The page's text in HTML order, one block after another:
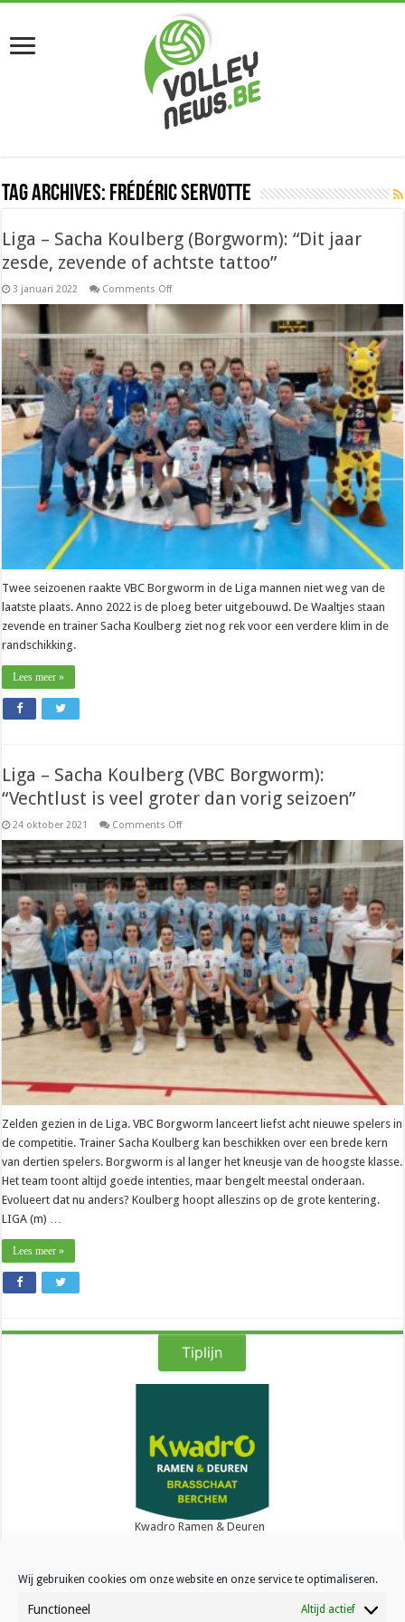
Wij gebruiken cookies om onze website en onze service te optimaliseren.
Functioneel Altijd actief
Tag Archives: Frédéric Servotte
Liga – Sacha Koulberg (Borgworm): “Dit jaar
zesde, zevende of achtste tattoo”
3 januari 2022 Comments Offon
–
Koulberg
(Borgworm):
“Dit
jaar
zesde,
zevende
of
achtste
tattoo”
Twee seizoenen raakte VBC Borgworm in de Liga mannen niet weg van de
laatste plaats. Anno 2022 is de ploeg beter uitgebouwd. De Waaltjes staan
zevende en trainer Sacha Koulberg ziet nog rek voor een verdere klim in de
randschikking.
Lees meer »
Liga – Sacha Koulberg (VBC Borgworm):
“Vechtlust is veel groter dan vorig seizoen”
24 oktober 2021 Comments Offon
–
Sacha
Koulberg
(VBC
Borgworm):
“Vechtlust
is
veel
groter
dan
vorig
seizoen”
Zelden gezien in de Liga. VBC Borgworm lanceert liefst acht nieuwe spelers in
de competitie. Trainer Sacha Koulberg kan beschikken over een brede kern
van dertien spelers. Borgworm is al langer het kneusje van de hoogste klasse.
Het team toont altijd goede intenties, maar bengelt meestal onderaan.
Evolueert dat nu anders? Koulberg hoopt alleszins op de grote kentering.
LIGA (m) …
Lees meer »
Tiplijn
Kwadro Ramen & Deuren